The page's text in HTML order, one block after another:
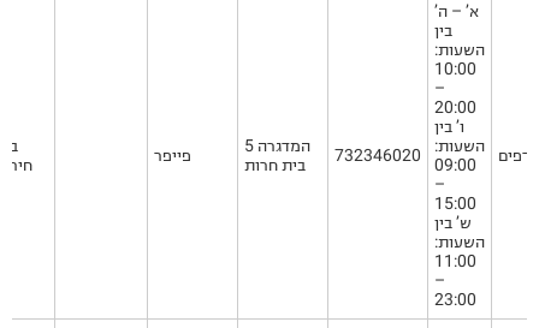
פייפר
המדגרה 5
בית חרות
732346020
א’ – ה’
בין
השעות:
10:00
–
20:00
ו’ בין
השעות:
09:00
–
15:00
ש’ בין
השעות:
11:00
–
23:00